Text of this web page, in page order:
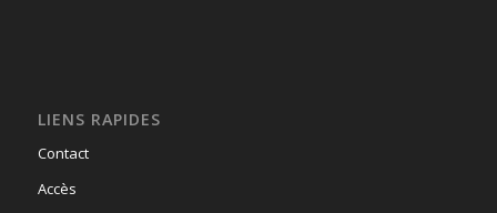
LIENS RAPIDES
Contact
Accès